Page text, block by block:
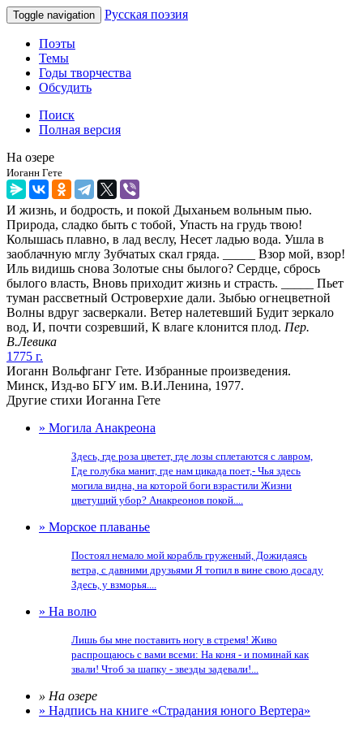
Toggle navigation Русская поэзия
Поэты
Темы
Годы творчества
Обсудить
Поиск
Полная версия
На озере
Иоганн Гете
И жизнь, и бодрость, и покой Дыханьем вольным пью.
Природа, сладко быть с тобой, Упасть на грудь твою!
Колышась плавно, в лад веслу, Несет ладью вода. Ушла в
заоблачную мглу Зубчатых скал гряда. _____ Взор мой, взор!
Иль видишь снова Золотые сны былого? Сердце, сбрось
былого власть, Вновь приходит жизнь и страсть. _____ Пьет
туман рассветный Островерхие дали. Зыбью огнецветной
Волны вдруг засверкали. Ветер налетевший Будит зеркало
вод, И, почти созревший, К влаге клонится плод. Пер.
В.Левика
1775 г.
Иоганн Вольфганг Гете. Избранные произведения.
Минск, Изд-во БГУ им. В.И.Ленина, 1977.
Другие стихи Иоганна Гете
» Могила Анакреона
Здесь, где роза цветет, где лозы сплетаются с лавром,
Где голубка манит, где нам цикада поет,- Чья здесь
могила видна, на которой боги взрастили Жизни
цветущий убор? Анакреонов покой....
» Морское плаванье
Постоял немало мой корабль груженый, Дожидаясь
ветра, с давними друзьями Я топил в вине свою досаду
Здесь, у взморья....
» На волю
Лишь бы мне поставить ногу в стремя! Живо
распрощаюсь с вами всеми: На коня - и поминай как
звали! Чтоб за шапку - звезды задевали!...
» На озере
» Надпись на книге «Страдания юного Вертера»